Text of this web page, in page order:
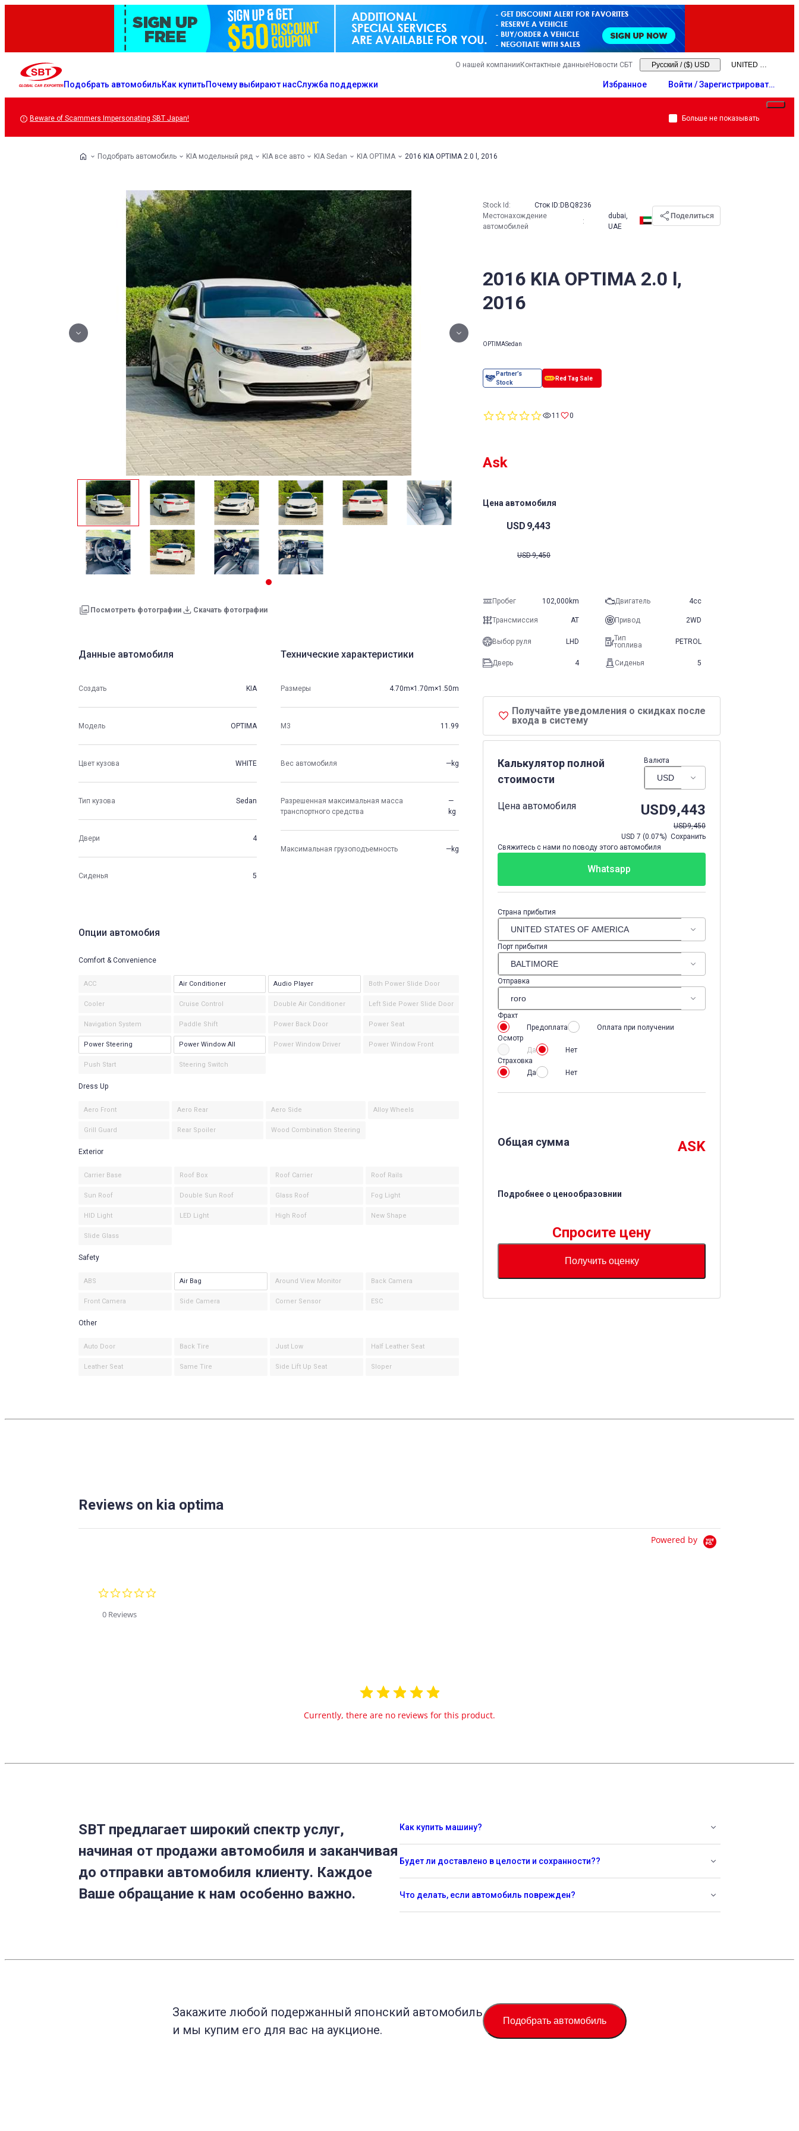
Подобрать автомобильКак купитьПочему выбирают насСлужба поддержки
О нашей компанииКонтактные данныеНовости СБТ Русский / ($) USD
Избранное
Войти / Зарегистрировать
ся
Beware of Scammers Impersonating SBT Japan! Больше не показывать
Подобрать автомобиль KIA модельный ряд KIA все авто KIA Sedan KIA OPTIMA 2016 KIA OPTIMA 2.0 l, 2016
2016 KIA OPTIMA 2.0 l,
2016
OPTIMASedan
Stock Id: Сток ID: DBQ8236
Местонахождение
автомобилей
:
dubai,
UAE
Поделиться
Посмотреть фотографии Скачать фотографии
0.011 0
Ask
Цена автомобиля
USD 9,443
USD9,450
Получайте уведомления о скидках после
входа в систему
Пробег 102,000km Двигатель 4cc
Трансмиссия AT Привод 2WD
Выбор руля LHD
Тип
топлива
PETROL
Дверь 4 Сиденья 5
Калькулятор полной
стоимости
Валюта
Цена автомобиля USD9,443
USD9,450
USD 7 (0.07%) Сохранить
Свяжитесь с нами по поводу этого автомобиля
Whatsapp
Страна прибытия
Порт прибытия
Отправка
Фрахт
Предоплата
Оплата при получении
Осмотр
Да
Нет
Страховка
Да
Нет
Общая сумма ASK
Подробнее о ценообразовнии
Спросите цену
Получить оценку
Данные автомобиля
Создать KIA
Модель OPTIMA
Цвет кузова WHITE
Тип кузова Sedan
Двери 4
Сиденья 5
Технические характеристики
Размеры 4.70m×1.70m×1.50m
М3 11.99
Вес автомобиля —kg
Разрешенная максимальная масса
транспортного средства
—
kg
Максимальная грузоподъемность —kg
Опции автомобия
Comfort & Convenience
ACC Air Conditioner Audio Player Both Power Slide Door
Cooler Cruise Control Double Air Conditioner Left Side Power Slide Door
Navigation System Paddle Shift Power Back Door Power Seat
Power Steering Power Window All Power Window Driver Power Window Front
Push Start Steering Switch
Dress Up
Aero Front Aero Rear Aero Side Alloy Wheels
Grill Guard Rear Spoiler Wood Combination Steering
Exterior
Carrier Base Roof Box Roof Carrier Roof Rails
Sun Roof Double Sun Roof Glass Roof Fog Light
HID Light LED Light High Roof New Shape
Slide Glass
Safety
ABS Air Bag Around View Monitor Back Camera
Front Camera Side Camera Corner Sensor ESC
Other
Auto Door Back Tire Just Low Half Leather Seat
Leather Seat Same Tire Side Lift Up Seat Sloper
Reviews on kia optima
Powered by
0 Reviews
Currently, there are no reviews for this product.
SBT предлагает широкий спектр услуг,
начиная от продажи автомобиля и заканчивая
до отправки автомобиля клиенту. Каждое
Ваше обращание к нам особенно важно.
Как купить машину?
Будет ли доставлено в целости и сохранности??
Что делать, если автомобиль поврежден?
Закажите любой подержанный японский автомобиль
и мы купим его для вас на аукционе.
Подобрать автомобиль